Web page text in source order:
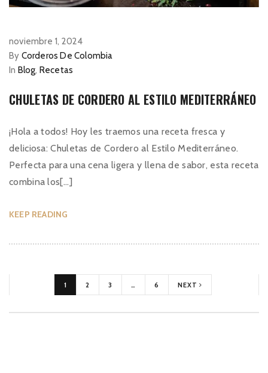
noviembre 1, 2024
By Corderos De Colombia
In Blog, Recetas
CHULETAS DE CORDERO AL ESTILO MEDITERRÁNEO
¡Hola a todos! Hoy les traemos una receta fresca y
deliciosa: Chuletas de Cordero al Estilo Mediterráneo.
Perfecta para una cena ligera y llena de sabor, esta receta
combina los[...]
KEEP READING
1 2 3 … 6 NEXT